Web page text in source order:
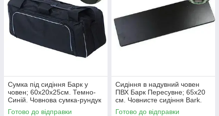
Сумка під сидіння Барк у
човен; 60х20х25см. Темно-
Синій. Човнова сумка-рундук
під сидіння.
Готово до відправки
Сидіння в надувний човен
ПВХ Барк Пересувне; 65х20
см. Човнисте сидіння Bark.
Готово до відправки